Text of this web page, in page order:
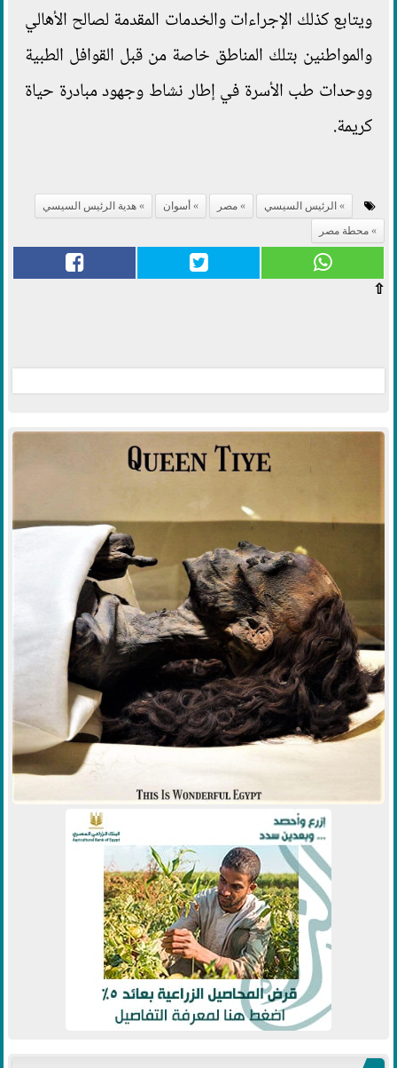
ويتابع كذلك الإجراءات والخدمات المقدمة لصالح الأهالي
والمواطنين بتلك المناطق خاصة من قبل القوافل الطبية
ووحدات طب الأسرة في إطار نشاط وجهود مبادرة حياة
كريمة.
الرئيس السيسي مصر أسوان
هدية الرئيس السيسي
محطة مصر
⇧